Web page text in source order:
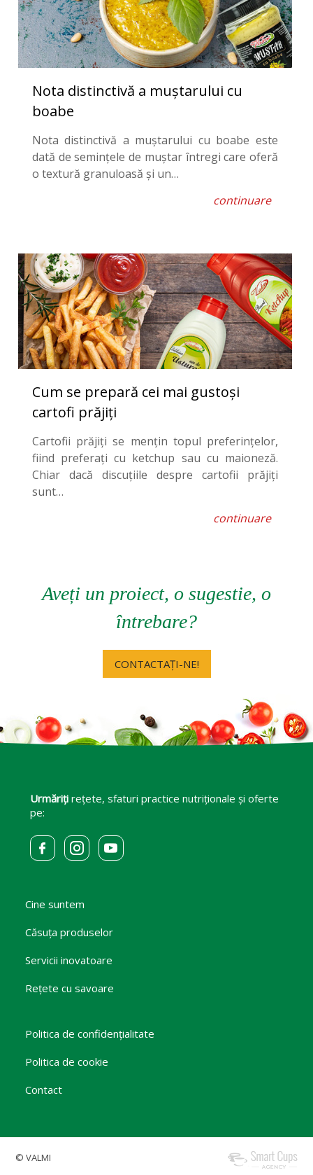
Nota distinctivă a muștarului cu
boabe
Nota distinctivă a muștarului cu boabe este
dată de semințele de muștar întregi care oferă
o textură granuloasă și un…
continuare
Cum se prepară cei mai gustoși
cartofi prăjiți
Cartofii prăjiți se mențin topul preferințelor,
fiind preferați cu ketchup sau cu maioneză.
Chiar dacă discuțiile despre cartofii prăjiți
sunt…
continuare
Aveți un proiect, o sugestie, o
întrebare?
CONTACTAȚI-NE!
Urmărițirețete, sfaturi practice nutriționale și oferte
pe:
Cine suntem
Căsuța produselor
Servicii inovatoare
Rețete cu savoare
Politica de confidențialitate
Politica de cookie
Contact
© VALMI